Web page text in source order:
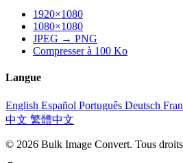
1920×1080
1080×1080
JPEG → PNG
Compresser à 100 Ko
Langue
English Español Português Deutsch
中文 繁體中文
© 2026 Bulk Image Convert. Tous droits